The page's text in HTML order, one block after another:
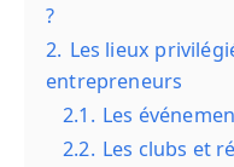
?
2. Les lieux
entrepreneurs
2.1. Les
2.2. Les clubs et